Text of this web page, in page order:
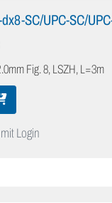
SC/UPC-SC/
Fig. 8, LSZH, L=3m
Login